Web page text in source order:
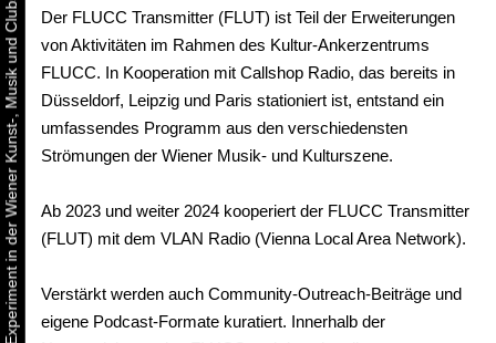
Der FLUCC Transmitter (FLUT) ist Teil der Erweiterungen
von Aktivitäten im Rahmen des Kultur-Ankerzentrums
FLUCC. In Kooperation mit Callshop Radio, das bereits in
Düsseldorf, Leipzig und Paris stationiert ist, entstand ein
umfassendes Programm aus den verschiedensten
Strömungen der Wiener Musik- und Kulturszene.
Ab 2023 und weiter 2024 kooperiert der FLUCC Transmitter
(FLUT) mit dem VLAN Radio (Vienna Local Area Network).
Verstärkt werden auch Community-Outreach-Beiträge und
eigene Podcast-Formate kuratiert. Innerhalb der